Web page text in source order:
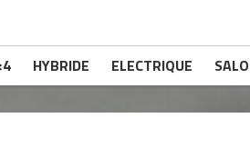
HYBRIDE ELECTRIQUE